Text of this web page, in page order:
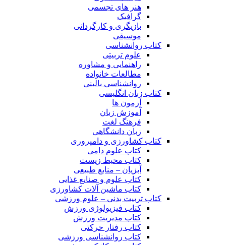
هنر های تجسمی
گرافیک
بازیگری و کارگردانی
موسیقی
کتاب روانشناسی
علوم تربیتی
راهنمایی و مشاوره
مطالعات خانواده
روانشناسی بالینی
کتاب زبان انگلیسی
آزمون ها
آموزش زبان
فرهنگ لغت
زبان دانشگاهی
کتاب کشاورزی و دامپروری
کتاب علوم دامی
کتاب محیط زیست
آبزیان – منابع طبیعی
کتاب علوم و صنایع غذایی
کتاب ماشین آلات کشاورزی
کتاب تربیت بدنی – علوم ورزشی
کتاب فیزیولوژی ورزش
کتاب مدیریت ورزش
کتاب رفتار حرکتی
کتاب روانشناسی ورزشی